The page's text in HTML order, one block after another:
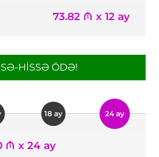
73.82 ₼ x 12 ay
HISSƏ ÖDƏ!
18 ay 24 ay
₼ x 24 ay